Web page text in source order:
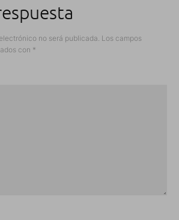
no será publicada. Los campos
con *